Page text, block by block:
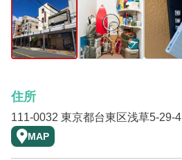
住所
111-0032 東京都台東区浅草5-29-4
MAP